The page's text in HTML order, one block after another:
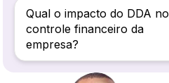
Qual o impacto do DDA no
controle financeiro da
empresa?